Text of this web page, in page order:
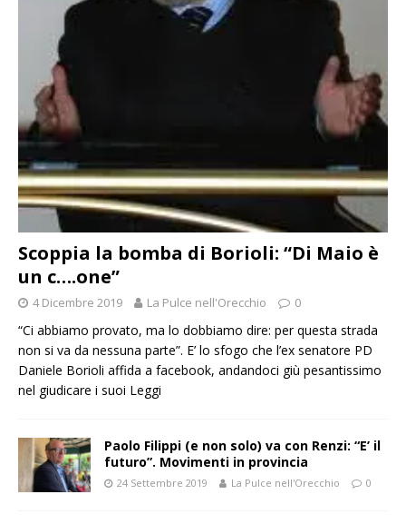
Scoppia la bomba di Borioli: “Di Maio è
un c….one”
4 Dicembre 2019 La Pulce nell'Orecchio 0
“Ci abbiamo provato, ma lo dobbiamo dire: per questa strada
non si va da nessuna parte”. E’ lo sfogo che l’ex senatore PD
Daniele Borioli affida a facebook, andandoci giù pesantissimo
nel giudicare i suoi Leggi
Paolo Filippi (e non solo) va con Renzi: “E’ il
futuro”. Movimenti in provincia
24 Settembre 2019 La Pulce nell'Orecchio 0